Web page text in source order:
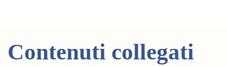
Contenuti collegati